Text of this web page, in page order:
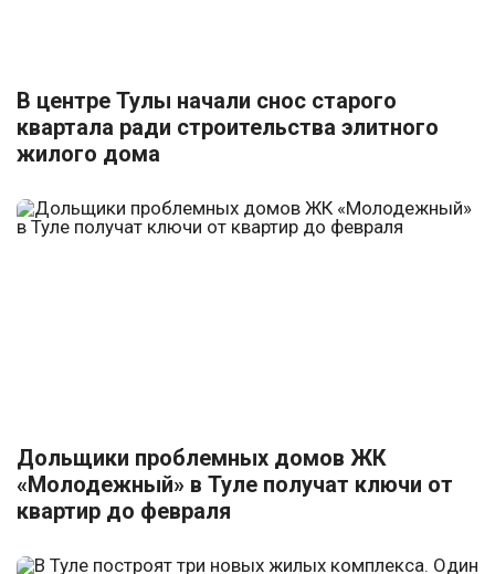
В центре Тулы начали снос старого
квартала ради строительства элитного
жилого дома
Дольщики проблемных домов ЖК
«Молодежный» в Туле получат ключи от
квартир до февраля